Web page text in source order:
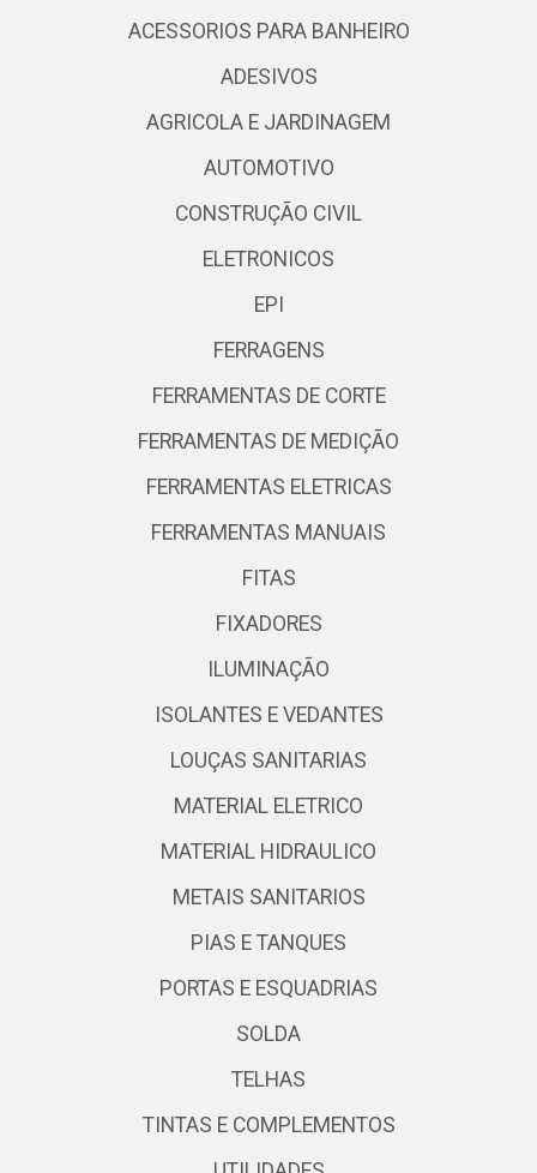
ACESSORIOS PARA BANHEIRO
ADESIVOS
AGRICOLA E JARDINAGEM
AUTOMOTIVO
CONSTRUÇÃO CIVIL
ELETRONICOS
EPI
FERRAGENS
FERRAMENTAS DE CORTE
FERRAMENTAS DE MEDIÇÃO
FERRAMENTAS ELETRICAS
FERRAMENTAS MANUAIS
FITAS
FIXADORES
ILUMINAÇÃO
ISOLANTES E VEDANTES
LOUÇAS SANITARIAS
MATERIAL ELETRICO
MATERIAL HIDRAULICO
METAIS SANITARIOS
PIAS E TANQUES
PORTAS E ESQUADRIAS
SOLDA
TELHAS
TINTAS E COMPLEMENTOS